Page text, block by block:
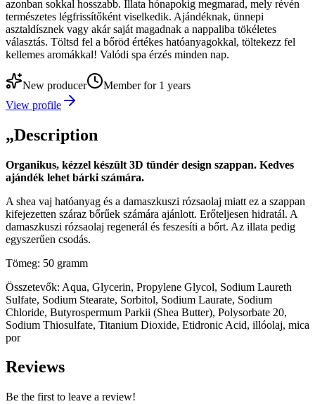
azonban sokkal hosszabb. Illata hónapokig megmarad, mely révén
természetes légfrissítőként viselkedik. Ajándéknak, ünnepi
asztaldísznek vagy akár saját magadnak a nappaliba tökéletes
választás. Töltsd fel a bőröd értékes hatóanyagokkal, töltekezz fel
kellemes aromákkal! Valódi spa érzés minden nap.
New producer
Member for 1 years
View profile
„Description
Organikus, kézzel készült 3D tündér design szappan. Kedves
ajándék lehet bárki számára.
A shea vaj hatóanyag és a damaszkuszi rózsaolaj miatt ez a szappan
kifejezetten száraz bőrűek számára ajánlott. Erőteljesen hidratál. A
damaszkuszi rózsaolaj regenerál és feszesíti a bőrt. Az illata pedig
egyszerűen csodás.
Tömeg: 50 gramm
Összetevők: Aqua, Glycerin, Propylene Glycol, Sodium Laureth
Sulfate, Sodium Stearate, Sorbitol, Sodium Laurate, Sodium
Chloride, Butyrospermum Parkii (Shea Butter), Polysorbate 20,
Sodium Thiosulfate, Titanium Dioxide, Etidronic Acid, illóolaj, mica
por
Reviews
Be the first to leave a review!